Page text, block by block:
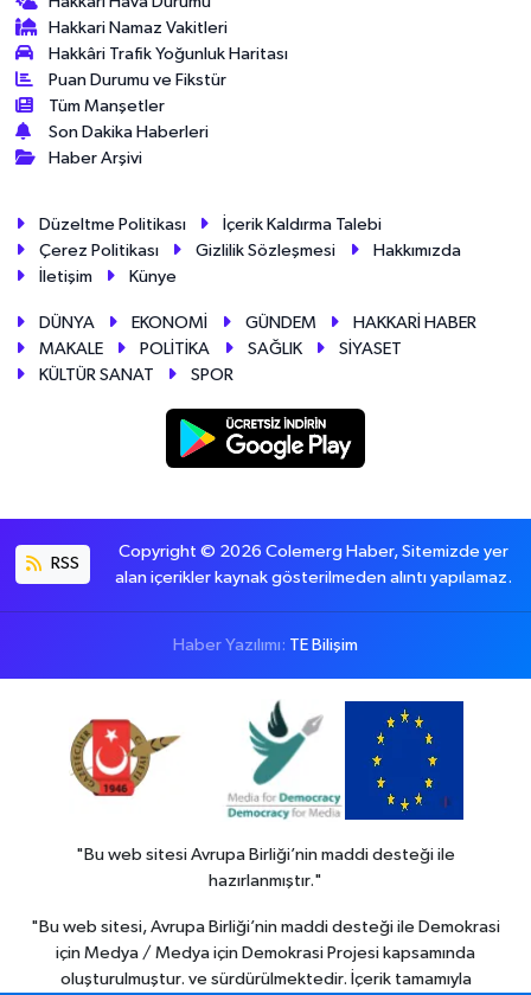
Hakkari Namaz Vakitleri
Hakkâri Trafik Yoğunluk Haritası
Puan Durumu ve Fikstür
Tüm Manşetler
Son Dakika Haberleri
Haber Arşivi
Düzeltme Politikası
İçerik Kaldırma Talebi
Çerez Politikası
Gizlilik Sözleşmesi
Hakkımızda
İletişim
Künye
DÜNYA EKONOMİ GÜNDEM
HAKKARİ HABER
MAKALE
POLİTİKA SAĞLIK
SİYASET
KÜLTÜR SANAT
SPOR
RSS
Copyright © 2026 Colemerg Haber, Sitemizde yer
alan içerikler kaynak gösterilmeden alıntı yapılamaz.
Haber Yazılımı: TE Bilişim
"Bu web sitesi Avrupa Birliği’nin maddi desteği ile
hazırlanmıştır."
"Bu web sitesi, Avrupa Birliği’nin maddi desteği ile Demokrasi
için Medya / Medya için Demokrasi Projesi kapsamında
oluşturulmuştur. ve sürdürülmektedir. İçerik tamamıyla